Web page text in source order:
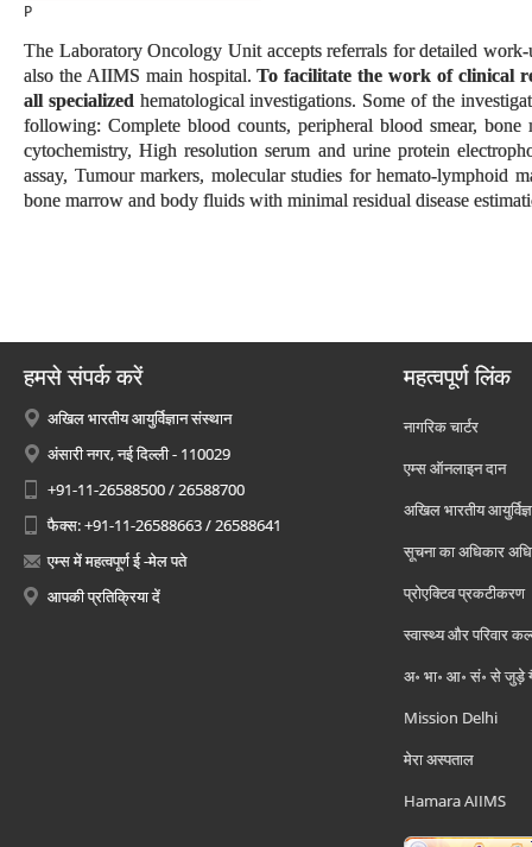
P
The Laboratory Oncology Unit accepts referrals for detailed
also the AIIMS main hospital.To facilitate the work of clinical
all specialized hematological investigations. Some of the
following: Complete blood counts, peripheral blood smear,
cytochemistry, High resolution serum and urine protein
assay, Tumour markers, molecular studies for hemato-lymphoid
bone marrow and body fluids with minimal residual disease
हमसे संपर्क करें
अखिल भारतीय आयुर्विज्ञान संस्थान
अंसारी नगर, नई दिल्ली - 110029
+91-11-26588500 / 26588700
फैक्स: +91-11-26588663 / 26588641
एम्स में महत्वपूर्ण ई -मेल पते
आपकी प्रतिक्रिया दें
महत्वपूर्ण लिंक
नागरिक चार्टर
एम्स ऑनलाइन दान
अखिल भारतीय
सूचना का अधिकार
प्रोएक्टिव प्रकटीकरण
स्वास्थ्य और परिवार
अ॰ भा॰ आ॰ सं॰ से जुड़े
Mission Delhi
मेरा अस्पताल
Hamara AIIMS